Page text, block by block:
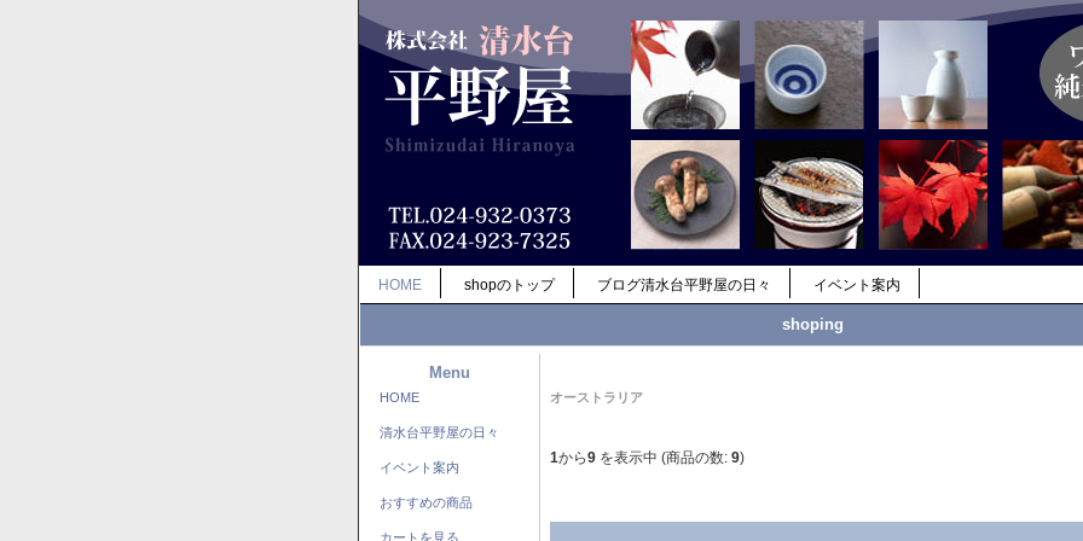
HOME shopのトップ ブログ清水台平野屋の日々 イベント案内
shoping
Menu
HOME
清水台平野屋の日々
イベント案内
おすすめの商品
カートを見る
オーストラリア
1から9 を表示中 (商品の数: 9)